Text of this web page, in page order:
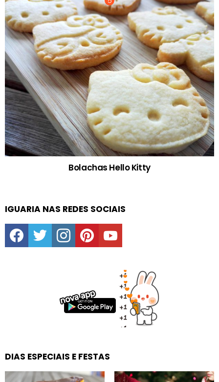
Bolachas Hello Kitty
IGUARIA NAS REDES SOCIAIS
facebooktwitter instagrampinterestyoutube
DIAS ESPECIAIS E FESTAS